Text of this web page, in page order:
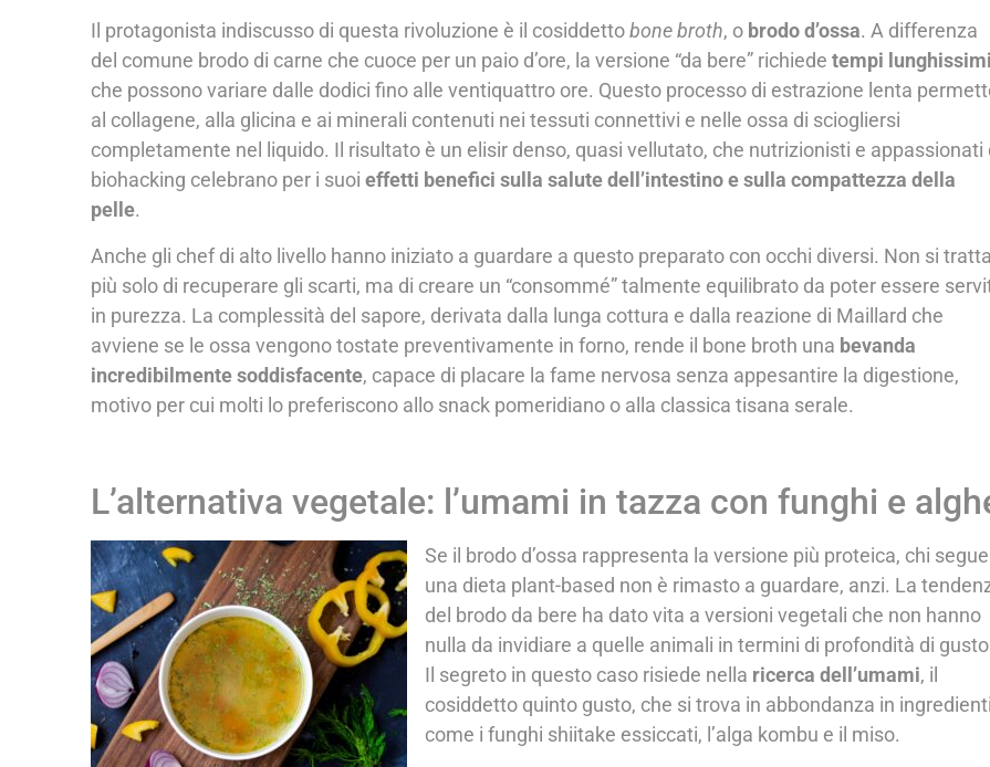
Il protagonista indiscusso di questa rivoluzione è il cosiddettobone broth, o brodo d’ossa. A differenza
del comune brodo di carne che cuoce per un paio d’ore, la versione “da bere” richiede tempi lunghissimi
che possono variare dalle dodici fino alle ventiquattro ore. Questo processo di estrazione lenta
al collagene, alla glicina e ai minerali contenuti nei tessuti connettivi e nelle ossa di sciogliersi
completamente nel liquido. Il risultato è un elisir denso, quasi vellutato, che nutrizionisti e appassionati
biohacking celebrano per i suoi effetti benefici sulla salute dell’intestino e sulla compattezza della
pelle.
Anche gli chef di alto livello hanno iniziato a guardare a questo preparato con occhi diversi. Non si tratta
più solo di recuperare gli scarti, ma di creare un “consommé” talmente equilibrato da poter essere
in purezza. La complessità del sapore, derivata dalla lunga cottura e dalla reazione di Maillard che
avviene se le ossa vengono tostate preventivamente in forno, rende il bone broth una bevanda
incredibilmente soddisfacente, capace di placare la fame nervosa senza appesantire la digestione,
motivo per cui molti lo preferiscono allo snack pomeridiano o alla classica tisana serale.
L’alternativa vegetale: l’umami in tazza con funghi e
Se il brodo d’ossa rappresenta la versione più proteica, chi segue
una dieta plant-based non è rimasto a guardare, anzi. La
del brodo da bere ha dato vita a versioni vegetali che non hanno
nulla da invidiare a quelle animali in termini di profondità di
Il segreto in questo caso risiede nella ricerca dell’umami, il
cosiddetto quinto gusto, che si trova in abbondanza in ingredienti
come i funghi shiitake essiccati, l’alga kombu e il miso.